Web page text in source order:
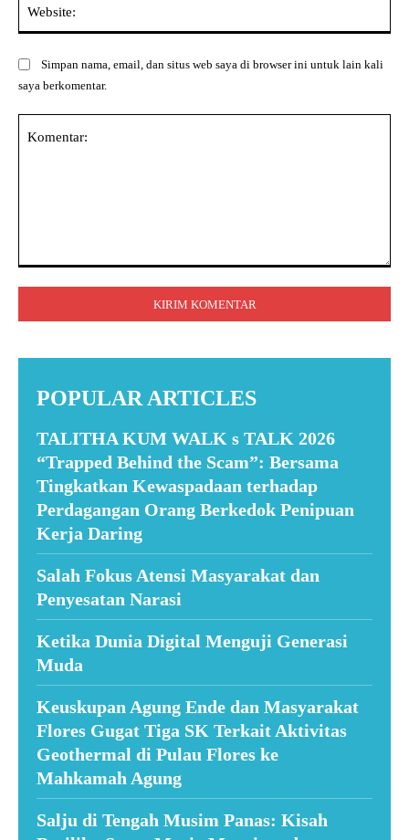
Simpan nama, email, dan situs web saya di browser ini untuk lain kali
saya berkomentar.
POPULAR ARTICLES
TALITHA KUM WALK s TALK 2026
“Trapped Behind the Scam”: Bersama
Tingkatkan Kewaspadaan terhadap
Perdagangan Orang Berkedok Penipuan
Kerja Daring
Salah Fokus Atensi Masyarakat dan
Penyesatan Narasi
Ketika Dunia Digital Menguji Generasi
Muda
Keuskupan Agung Ende dan Masyarakat
Flores Gugat Tiga SK Terkait Aktivitas
Geothermal di Pulau Flores ke
Mahkamah Agung
Salju di Tengah Musim Panas: Kisah